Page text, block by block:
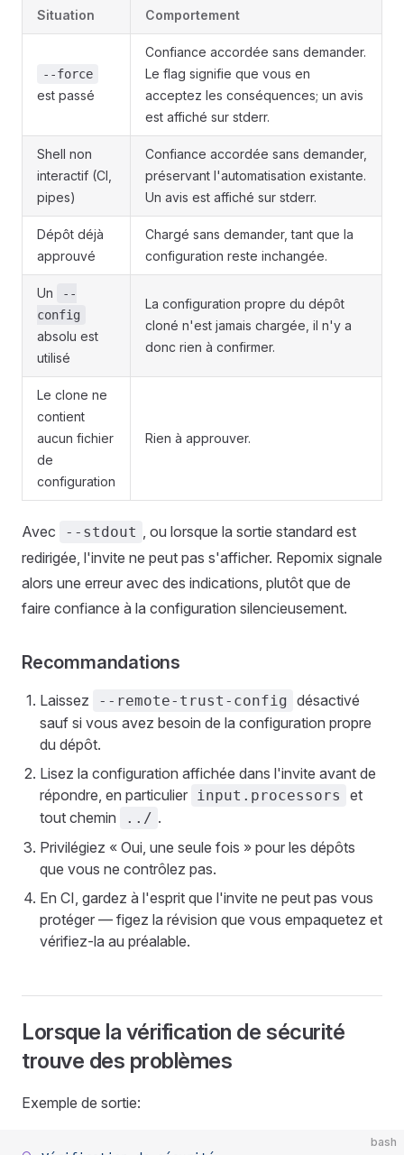
Situation Comportement
--force
est passé
Confiance accordée sans demander.
Le flag signifie que vous en
acceptez les conséquences; un avis
est affiché sur stderr.
Shell non
interactif (CI,
pipes)
Confiance accordée sans demander,
préservant l'automatisation existante.
Un avis est affiché sur stderr.
Dépôt déjà
approuvé
Chargé sans demander, tant que la
configuration reste inchangée.
Un
--
config
absolu est
utilisé
La configuration propre du dépôt
cloné n'est jamais chargée, il n'y a
donc rien à confirmer.
Le clone ne
contient
aucun fichier
de
configuration
Rien à approuver.
Avec --stdout , ou lorsque la sortie standard est
redirigée, l'invite ne peut pas s'afficher. Repomix signale
alors une erreur avec des indications, plutôt que de
faire confiance à la configuration silencieusement.
Recommandations
Laissez --remote-trust-config désactivé
sauf si vous avez besoin de la configuration propre
du dépôt.
Lisez la configuration affichée dans l'invite avant de
répondre, en particulier input.processors
et
tout chemin
../ .
Privilégiez « Oui, une seule fois » pour les dépôts
que vous ne contrôlez pas.
En CI, gardez à l'esprit que l'invite ne peut pas vous
protéger — figez la révision que vous empaquetez et
vérifiez-la au préalable.
Lorsque la vérification de sécurité
trouve des problèmes
Exemple de sortie:
bash